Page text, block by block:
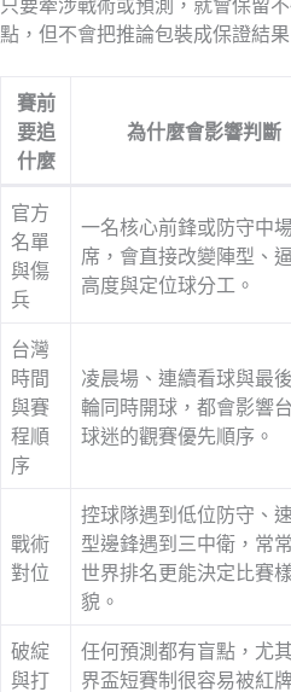
只要牽涉戰術或預測，就會保留
點，但不會把推論包裝成保證結果
賽前
要追
什麼
為什麼會影響判斷
官方
名單
與傷
兵
一名核心前鋒或防守中
席，會直接改變陣型、
高度與定位球分工。
台灣
時間
與賽
程順
序
凌晨場、連續看球與最
輪同時開球，都會影響
球迷的觀賽優先順序。
戰術
對位
控球隊遇到低位防守、
型邊鋒遇到三中衛，常
世界排名更能決定比賽
貌。
破綻
與打
任何預測都有盲點，尤
界盃短賽制很容易被紅牌